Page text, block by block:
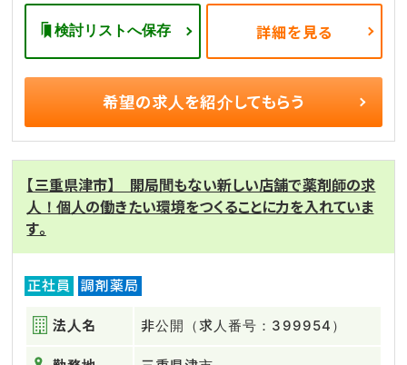
検討リストへ保存 詳細を見る
希望の求人を紹介してもらう
【三重県津市】 開局間もない新しい店舗で薬剤師の求
人！個人の働きたい環境をつくることに力を入れていま
す。
正社員 調剤薬局
法人名 非公開（求人番号：399954）